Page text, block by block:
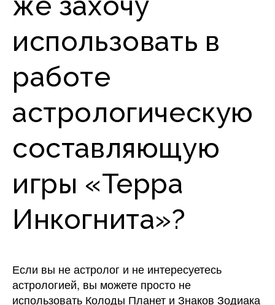
использовать в
работе
астрологическую
составляющую
игры «Терра
Инкогнита»?
Если вы не астролог и не интересуетесь
астрологией, вы можете просто не
использовать Колоды Планет и Знаков Зодиака